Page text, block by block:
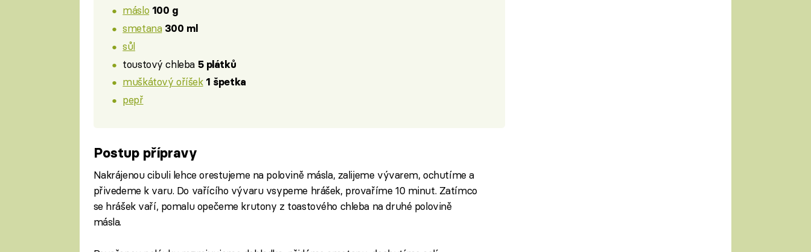
máslo 100 g
smetana 300 ml
sůl
toustový chleba 5 plátků
muškátový oříšek 1 špetka
pepř
Postup přípravy
Nakrájenou cibuli lehce orestujeme na polovině másla, zalijeme vývarem, ochutíme a
přivedeme k varu. Do vařícího vývaru vsypeme hrášek, provaříme 10 minut. Zatímco
se hrášek vaří, pomalu opečeme krutony z toastového chleba na druhé polovině
másla.